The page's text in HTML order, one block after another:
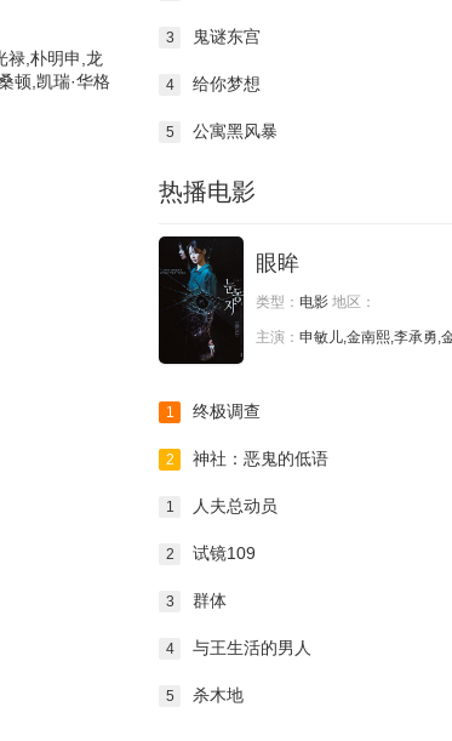
禄,朴明申,龙
顿,凯瑞·华格
3 鬼谜东宫
4 给你梦想
5 公寓黑风暴
热播电影
眼眸
类型： 电影 地区：
主演： 申敏儿,金南熙,李承勇,
1 终极调查
2 神社：恶鬼的低语
1 人夫总动员
2 试镜109
3 群体
4 与王生活的男人
5 杀木地